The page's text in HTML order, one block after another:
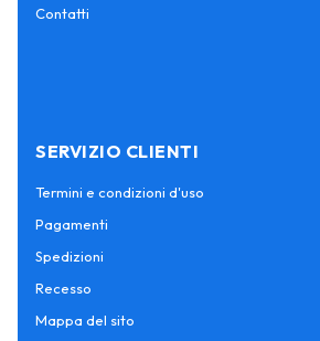
Contatti
SERVIZIO CLIENTI
Termini e condizioni d'uso
Pagamenti
Spedizioni
Recesso
Mappa del sito